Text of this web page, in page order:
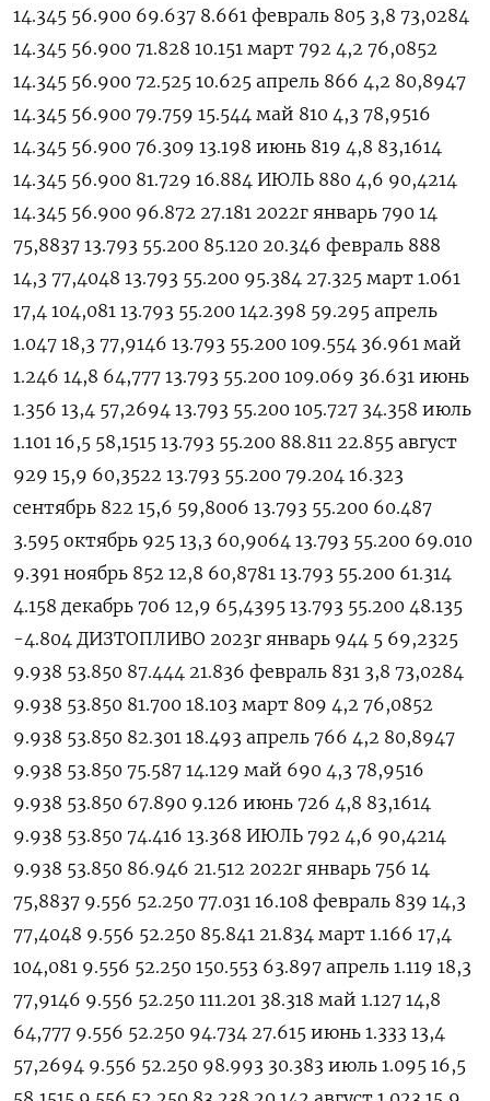
14.345 56.900 69.637 8.661 февраль 805 3,8 73,0284
14.345 56.900 71.828 10.151 март 792 4,2 76,0852
14.345 56.900 72.525 10.625 апрель 866 4,2 80,8947
14.345 56.900 79.759 15.544 май 810 4,3 78,9516
14.345 56.900 76.309 13.198 июнь 819 4,8 83,1614
14.345 56.900 81.729 16.884 ИЮЛЬ 880 4,6 90,4214
14.345 56.900 96.872 27.181 2022г январь 790 14
75,8837 13.793 55.200 85.120 20.346 февраль 888
14,3 77,4048 13.793 55.200 95.384 27.325 март 1.061
17,4 104,081 13.793 55.200 142.398 59.295 апрель
1.047 18,3 77,9146 13.793 55.200 109.554 36.961 май
1.246 14,8 64,777 13.793 55.200 109.069 36.631 июнь
1.356 13,4 57,2694 13.793 55.200 105.727 34.358 июль
1.101 16,5 58,1515 13.793 55.200 88.811 22.855 август
929 15,9 60,3522 13.793 55.200 79.204 16.323
сентябрь 822 15,6 59,8006 13.793 55.200 60.487
3.595 октябрь 925 13,3 60,9064 13.793 55.200 69.010
9.391 ноябрь 852 12,8 60,8781 13.793 55.200 61.314
4.158 декабрь 706 12,9 65,4395 13.793 55.200 48.135
-4.804 ДИЗТОПЛИВО 2023г январь 944 5 69,2325
9.938 53.850 87.444 21.836 февраль 831 3,8 73,0284
9.938 53.850 81.700 18.103 март 809 4,2 76,0852
9.938 53.850 82.301 18.493 апрель 766 4,2 80,8947
9.938 53.850 75.587 14.129 май 690 4,3 78,9516
9.938 53.850 67.890 9.126 июнь 726 4,8 83,1614
9.938 53.850 74.416 13.368 ИЮЛЬ 792 4,6 90,4214
9.938 53.850 86.946 21.512 2022г январь 756 14
75,8837 9.556 52.250 77.031 16.108 февраль 839 14,3
77,4048 9.556 52.250 85.841 21.834 март 1.166 17,4
104,081 9.556 52.250 150.553 63.897 апрель 1.119 18,3
77,9146 9.556 52.250 111.201 38.318 май 1.127 14,8
64,777 9.556 52.250 94.734 27.615 июнь 1.333 13,4
57,2694 9.556 52.250 98.993 30.383 июль 1.095 16,5